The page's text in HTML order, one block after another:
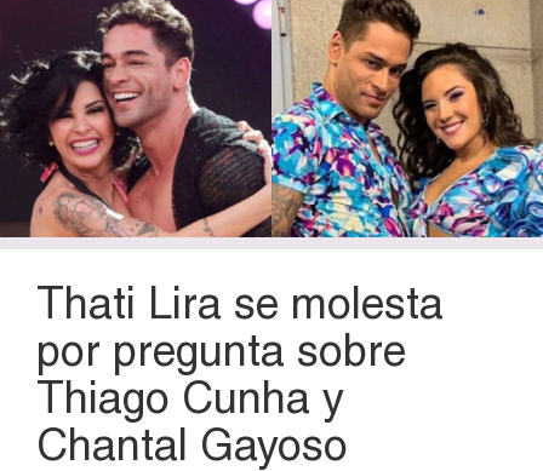
Thati Lira se molesta
por pregunta sobre
Thiago Cunha y
Chantal Gayoso